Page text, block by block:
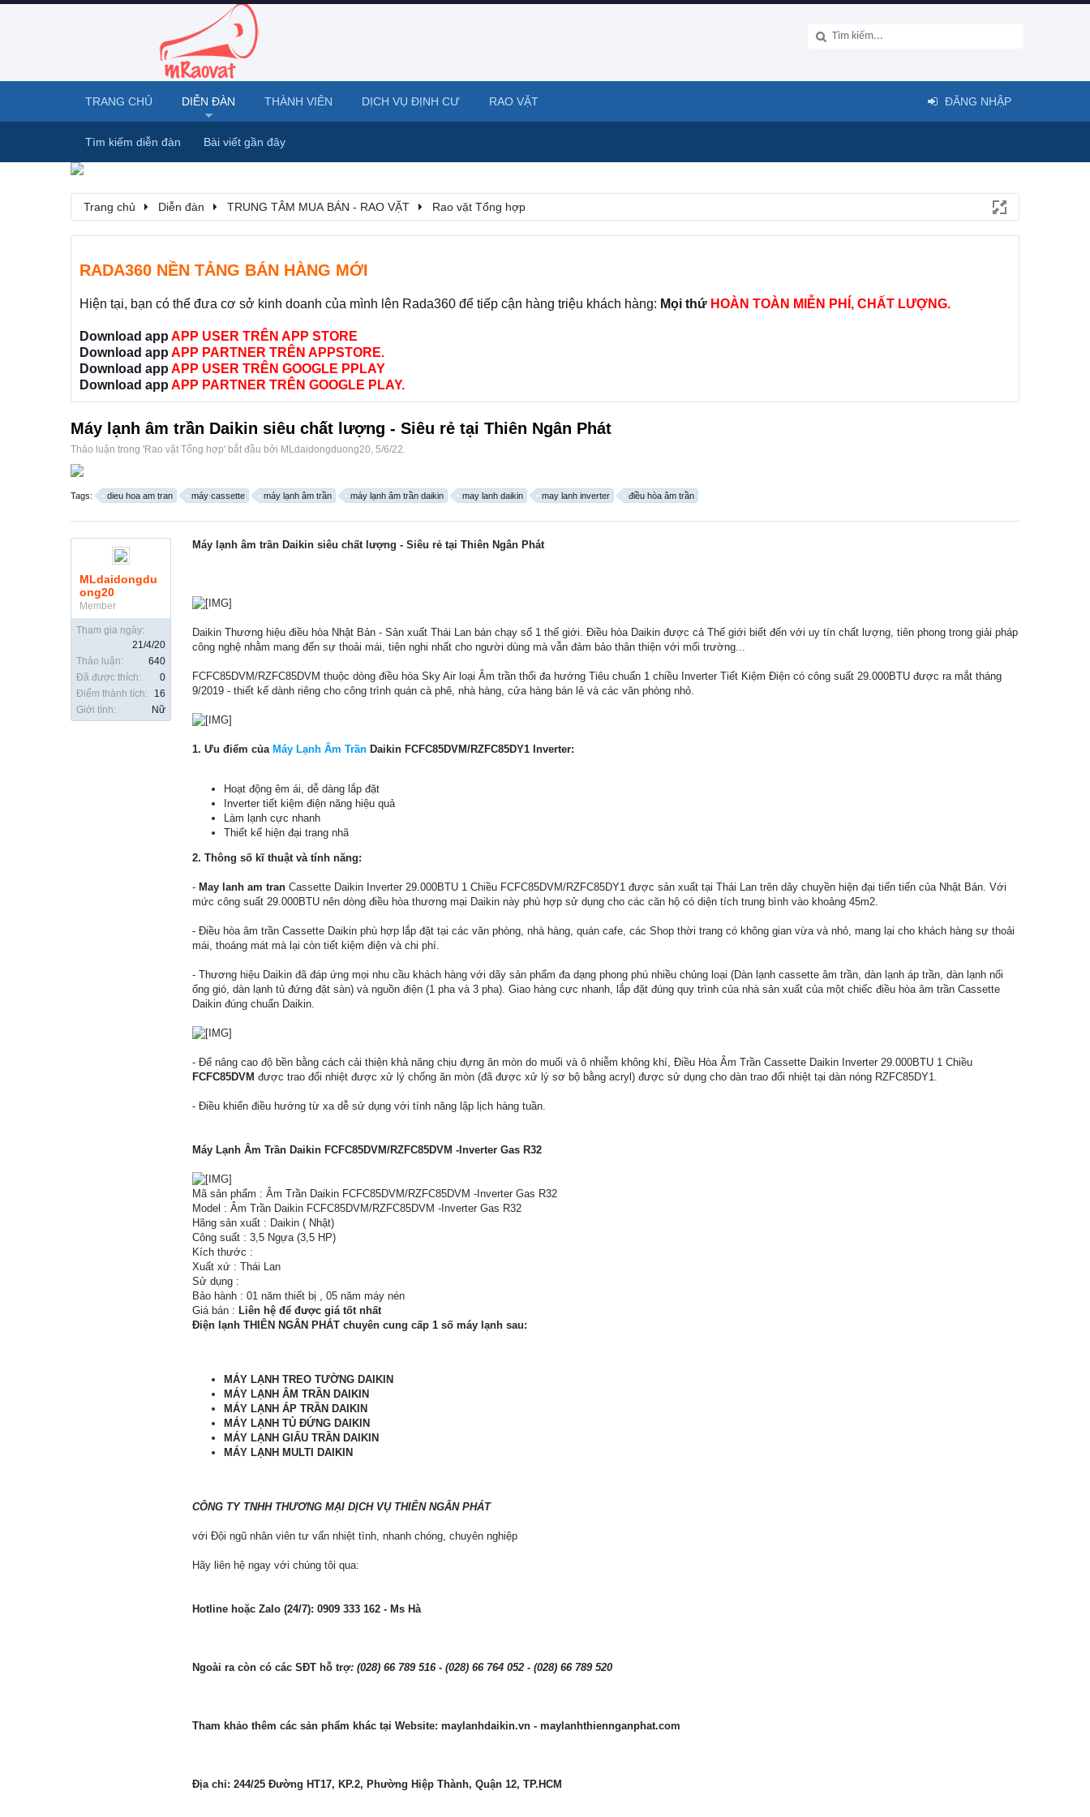
Trang chủ Diễn đàn TRUNG TÂM MUA BÁN - RAO VẶT Rao vặt Tổng hợp
RADA360 NỀN TẢNG BÁN HÀNG MỚI
Hiện tại, bạn có thể đưa cơ sở kinh doanh của mình lên Rada360 để tiếp cận hàng triệu khách hàng: Mọi thứ HOÀN TOÀN MIỄN PHÍ, CHẤT LƯỢNG.
Download app APP USER TRÊN APP STORE
Download app APP PARTNER TRÊN APPSTORE.
Download app APP USER TRÊN GOOGLE PPLAY
Download app APP PARTNER TRÊN GOOGLE PLAY.
Máy lạnh âm trần Daikin siêu chất lượng - Siêu rẻ tại Thiên Ngân Phát
Thảo luận trong 'Rao vặt Tổng hợp' bắt đầu bởi MLdaidongduong20, 5/6/22.
Tags: dieu hoa am tran máy cassette máy lạnh âm trần máy lạnh âm trần daikin may lanh daikin may lanh inverter điều hòa âm trần
MLdaidongdu
ong20
Member
Tham gia ngày:
21/4/20
Thảo luận:
640
Đã được thích:
0
Điểm thành tích:
16
Giới tính:
Nữ
Máy lạnh âm trần Daikin siêu chất lượng - Siêu rẻ tại Thiên Ngân Phát
Daikin Thương hiệu điều hòa Nhật Bản - Sản xuất Thái Lan bán chạy số 1 thế giới. Điều hòa Daikin được cả Thế giới biết đến với uy tín chất lượng, tiên phong trong giải pháp
công nghệ nhằm mang đến sự thoải mái, tiện nghi nhất cho người dùng mà vẫn đảm bảo thân thiện với mổi trường...
FCFC85DVM/RZFC85DVM thuộc dòng điều hòa Sky Air loại Âm trần thổi đa hướng Tiêu chuẩn 1 chiều Inverter Tiết Kiệm Điện có công suất 29.000BTU được ra mắt tháng
9/2019 - thiết kế dành riêng cho công trình quán cà phê, nhà hàng, cửa hàng bán lẻ và các văn phòng nhỏ.
1. Ưu điểm của Máy Lạnh Âm Trần Daikin FCFC85DVM/RZFC85DY1 Inverter:
Hoạt động êm ái, dễ dàng lắp đặt
Inverter tiết kiệm điện năng hiệu quả
Làm lạnh cực nhanh
Thiết kế hiện đại trang nhã
2. Thông số kĩ thuật và tính năng:
- May lanh am tran Cassette Daikin Inverter 29.000BTU 1 Chiều FCFC85DVM/RZFC85DY1 được sản xuất tại Thái Lan trên dây chuyền hiện đại tiến tiến của Nhật Bản. Với
mức công suất 29.000BTU nên dòng điều hòa thương mại Daikin này phù hợp sử dụng cho các căn hộ có diện tích trung bình vào khoảng 45m2.
- Điều hòa âm trần Cassette Daikin phù hợp lắp đặt tại các văn phòng, nhà hàng, quán cafe, các Shop thời trang có không gian vừa và nhỏ, mang lại cho khách hàng sự thoải
mái, thoáng mát mà lại còn tiết kiệm điện và chi phí.
- Thương hiệu Daikin đã đáp ứng mọi nhu cầu khách hàng với dãy sản phẩm đa dạng phong phú nhiều chủng loại (Dàn lạnh cassette âm trần, dàn lạnh áp trần, dàn lạnh nối
ống gió, dàn lạnh tủ đứng đặt sàn) và nguồn điện (1 pha và 3 pha). Giao hàng cực nhanh, lắp đặt đúng quy trình của nhà sản xuất của một chiếc điều hòa âm trần Cassette
Daikin đúng chuẩn Daikin.
- Để nâng cao độ bền bằng cách cải thiện khả năng chịu đựng ăn mòn do muối và ô nhiễm không khí, Điều Hòa Âm Trần Cassette Daikin Inverter 29.000BTU 1 Chiều
FCFC85DVM được trao đổi nhiệt được xử lý chống ăn mòn (đã được xử lý sơ bộ bằng acryl) được sử dụng cho dàn trao đổi nhiệt tại dàn nóng RZFC85DY1.
- Điều khiển điều hướng từ xa dễ sử dụng với tính năng lập lịch hàng tuần.
Máy Lạnh Âm Trần Daikin FCFC85DVM/RZFC85DVM -Inverter Gas R32
Mã sản phẩm : Âm Trần Daikin FCFC85DVM/RZFC85DVM -Inverter Gas R32
Model : Âm Trần Daikin FCFC85DVM/RZFC85DVM -Inverter Gas R32
Hãng sản xuất : Daikin ( Nhật)
Công suất : 3,5 Ngựa (3,5 HP)
Kích thước :
Xuất xứ : Thái Lan
Sử dụng :
Bảo hành : 01 năm thiết bị , 05 năm máy nén
Giá bán : Liên hệ để được giá tốt nhất
Điện lạnh THIÊN NGÂN PHÁT chuyên cung cấp 1 số máy lạnh sau:
MÁY LẠNH TREO TƯỜNG DAIKIN
MÁY LẠNH ÂM TRẦN DAIKIN
MÁY LẠNH ÁP TRẦN DAIKIN
MÁY LẠNH TỦ ĐỨNG DAIKIN
MÁY LẠNH GIẤU TRẦN DAIKIN
MÁY LẠNH MULTI
DAIKIN
CÔNG TY TNHH THƯƠNG MẠI DỊCH VỤ THIÊN NGÂN PHÁT
với Đội ngũ nhân viên tư vấn nhiệt tình, nhanh chóng, chuyên nghiệp
Hãy liên hệ ngay với chúng tôi qua:
Hotline hoặc Zalo (24/7): 0909 333 162 - Ms Hà
Ngoài ra còn có các SĐT hỗ trợ: (028) 66 789 516 - (028) 66 764 052 - (028) 66 789 520
Tham khảo thêm các sản phẩm khác tại Website: maylanhdaikin.vn - maylanhthiennganphat.com
Địa chỉ: 244/25 Đường HT17, KP.2, Phường Hiệp Thành, Quận 12, TP.HCM
TRANG CHỦ DIỄN ĐÀN
Tìm kiếm diễn đàn Bài viết gần đây
THÀNH VIÊN DỊCH VỤ ĐỊNH CƯ RAO VẶT ĐĂNG NHẬP